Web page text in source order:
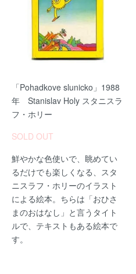
「Pohadkove slunicko」1988
年 Stanislav Holy スタニスラ
フ・ホリー
SOLD OUT
鮮やかな色使いで、眺めてい
るだけでも楽しくなる、スタ
ニスラフ・ホリーのイラスト
による絵本。ちらは「おひさ
まのおはなし」と言うタイト
ルで、テキストもある絵本で
す。